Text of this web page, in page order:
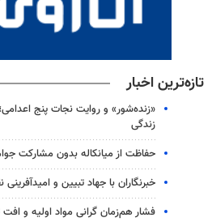
تازه‌ترین اخبار
«زنده‌شور» و روایت نجات پنج
زندگی
حفاظت از میانکاله بدون مشارکت
خبرنگاران با جهاد تبیین و
فشار هم‌زمان گرانی مواد اولیه و افت